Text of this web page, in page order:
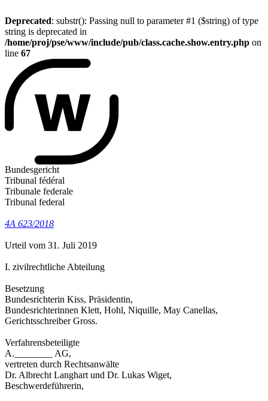
Deprecated: substr(): Passing null to parameter #1 ($string) of type
string is deprecated in
/home/proj/pse/www/include/pub/class.cache.show.entry.php on
line 67
Bundesgericht
Tribunal fédéral
Tribunale federale
Tribunal federal
4A 623/2018
Urteil vom 31. Juli 2019
I. zivilrechtliche Abteilung
Besetzung
Bundesrichterin Kiss, Präsidentin,
Bundesrichterinnen Klett, Hohl, Niquille, May Canellas,
Gerichtsschreiber Gross.
Verfahrensbeteiligte
A.________ AG,
vertreten durch Rechtsanwälte
Dr. Albrecht Langhart und Dr. Lukas Wiget,
Beschwerdeführerin,